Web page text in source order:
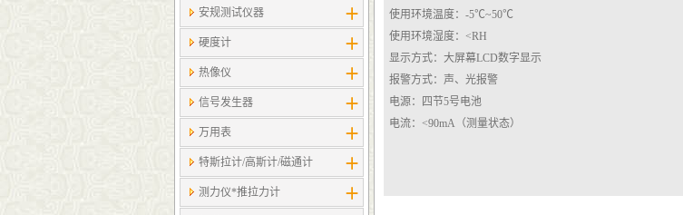
安规测试仪器
硬度计
热像仪
信号发生器
万用表
特斯拉计/高斯计​/磁通计
测力仪*推拉力计
使用环境温度：-5℃~50℃
使用环境湿度：<RH
显示方式：大屏幕LCD数字显示
报警方式：声、光报警
电源：四节5号电池
电流：<90mA（测量状态）